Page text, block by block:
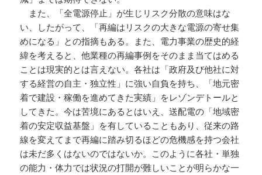
また、「全電源停止」が生じリスク分散の意味はな
い、したがって、「再編はリスクの大きな電源の寄せ集
めになる」との指摘もある。また、電力事業の歴史的経
緯を考えると、他業種の再編事例をそのまま当てはめる
ことは現実的とは言えない。各社は「政府及び他社に対
する経営の自主・独立性」に強い自負を持ち、「地元密
着で建設・稼働を進めてきた実績」をレゾンデトールと
してきた。今は苦境にあるとはいえ、送配電の「地域密
着の安定収益基盤」を有していることもあり、従来の路
線を変えてまで再編に踏み切るほどの危機感を持つ会社
は未だ多くはないのではないか。このように各社・単独
の能力・体力では状況の打開が難しいことが明らかな一